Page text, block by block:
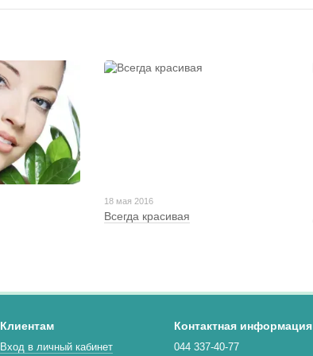
18 мая 2016
Всегда красивая
Клиентам
Вход в личный кабинет
Контактная информация
044 337-40-77